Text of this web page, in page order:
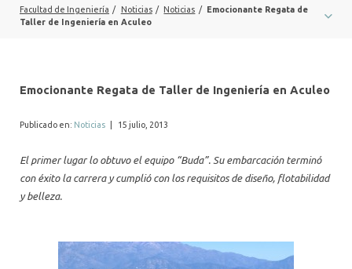
INNOVACIÓN Y EMPRENDIMIENTO
EVENTOS
Facultad de Ingeniería / Noticias / Noticias /
Emocionante Regata de
Taller de Ingeniería en Aculeo
Emocionante Regata de Taller de Ingeniería en Aculeo
Publicado en: Noticias 15 julio, 2013
El primer lugar lo obtuvo el equipo “Buda”. Su embarcación terminó
con éxito la carrera y cumplió con los requisitos de diseño, flotabilidad
y belleza.